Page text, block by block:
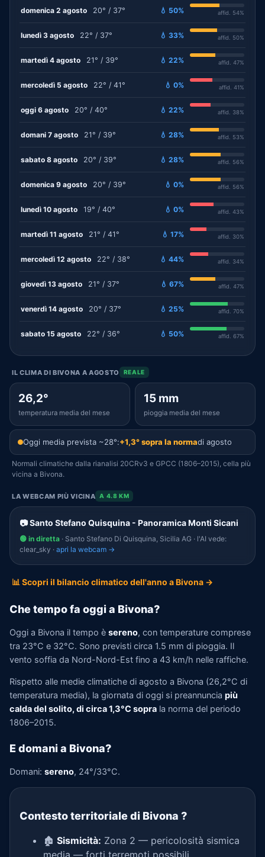
domenica 2 agosto 20° / 37° 💧 50% affid. 54%
lunedì 3 agosto 22° / 37° 💧 33% affid. 50%
martedì 4 agosto 21° / 39° 💧 22% affid. 47%
mercoledì 5 agosto 22° / 41° 💧 0% affid. 41%
oggi 6 agosto 20° / 40° 💧 22% affid. 38%
domani 7 agosto 21° / 39° 💧 28% affid. 53%
sabato 8 agosto 20° / 39° 💧 28% affid. 56%
domenica 9 agosto 20° / 39° 💧 0% affid. 56%
lunedì 10 agosto 19° / 40° 💧 0% affid. 43%
martedì 11 agosto 21° / 41° 💧 17% affid. 30%
mercoledì 12 agosto 22° / 38° 💧 44% affid. 34%
giovedì 13 agosto 21° / 37° 💧 67% affid. 47%
venerdì 14 agosto 20° / 37° 💧 25% affid. 70%
sabato 15 agosto 22° / 36° 💧 50% affid. 67%
IL CLIMA DI BIVONA A AGOSTO REALE
26,2°
temperatura media del mese
15 mm
pioggia media del mese
Oggi media prevista ~28°:+1,3° sopra la normadi agosto
Normali climatiche dalla rianalisi 20CRv3 e GPCC (1806–2015), cella più
vicina a Bivona.
LA WEBCAM PIÙ VICINA A 4.8 KM
📷 Santo Stefano Quisquina - Panoramica Monti Sicani
🟢 in diretta · Santo Stefano Di Quisquina, Sicilia AG · l'AI vede:
clear_sky · apri la webcam →
📊 Scopri il bilancio climatico dell'anno a Bivona →
Che tempo fa oggi a Bivona?
Oggi a Bivona il tempo è sereno, con temperature comprese
tra 23°C e 32°C. Sono previsti circa 1.5 mm di pioggia. Il
vento soffia da Nord-Nord-Est fino a 43 km/h nelle raffiche.
Rispetto alle medie climatiche di agosto a Bivona (26,2°C di
temperatura media), la giornata di oggi si preannuncia più
calda del solito, di circa 1,3°C sopra la norma del periodo
1806–2015.
E domani a Bivona?
Domani: sereno, 24°/33°C.
Contesto territoriale di Bivona ?
🏚️ Sismicità: Zona 2 — pericolosità sismica
media — forti terremoti possibili